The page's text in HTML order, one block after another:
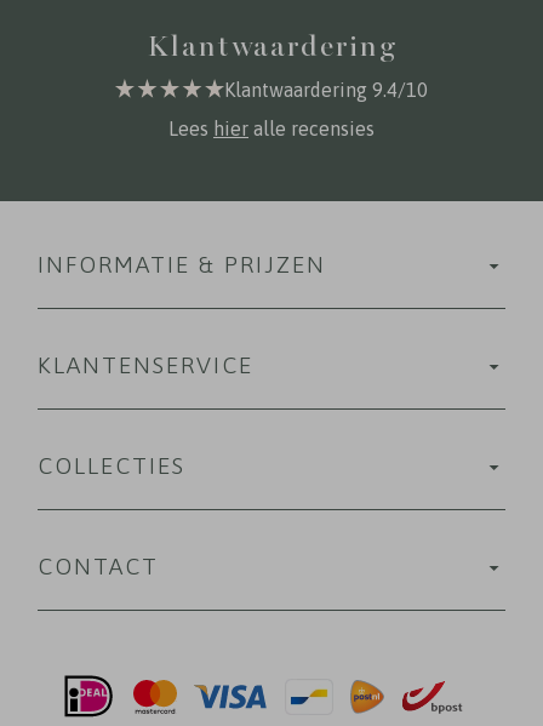
Klantwaardering
Klantwaardering 9.4/10
Lees hier alle recensies
INFORMATIE & PRIJZEN
KLANTENSERVICE
COLLECTIES
CONTACT